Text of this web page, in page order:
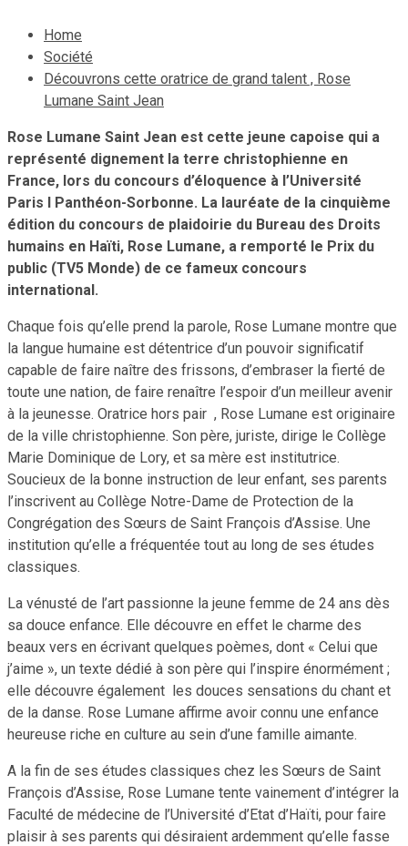
Home
Société
Découvrons cette oratrice de grand talent , Rose
Lumane Saint Jean
Rose Lumane Saint Jean est cette jeune capoise qui a
représenté dignement la terre christophienne en
France, lors du concours d’éloquence à l’Université
Paris I Panthéon-Sorbonne. La lauréate de la cinquième
édition du concours de plaidoirie du Bureau des Droits
humains en Haïti, Rose Lumane, a remporté le Prix du
public (TV5 Monde) de ce fameux concours
international.
Chaque fois qu’elle prend la parole, Rose Lumane montre que
la langue humaine est détentrice d’un pouvoir significatif
capable de faire naître des frissons, d’embraser la fierté de
toute une nation, de faire renaître l’espoir d’un meilleur avenir
à la jeunesse. Oratrice hors pair , Rose Lumane est originaire
de la ville christophienne. Son père, juriste, dirige le Collège
Marie Dominique de Lory, et sa mère est institutrice.
Soucieux de la bonne instruction de leur enfant, ses parents
l’inscrivent au Collège Notre-Dame de Protection de la
Congrégation des Sœurs de Saint François d’Assise. Une
institution qu’elle a fréquentée tout au long de ses études
classiques.
La vénusté de l’art passionne la jeune femme de 24 ans dès
sa douce enfance. Elle découvre en effet le charme des
beaux vers en écrivant quelques poèmes, dont « Celui que
j’aime », un texte dédié à son père qui l’inspire énormément ;
elle découvre également les douces sensations du chant et
de la danse. Rose Lumane affirme avoir connu une enfance
heureuse riche en culture au sein d’une famille aimante.
A la fin de ses études classiques chez les Sœurs de Saint
François d’Assise, Rose Lumane tente vainement d’intégrer la
Faculté de médecine de l’Université d’Etat d’Haïti, pour faire
plaisir à ses parents qui désiraient ardemment qu’elle fasse